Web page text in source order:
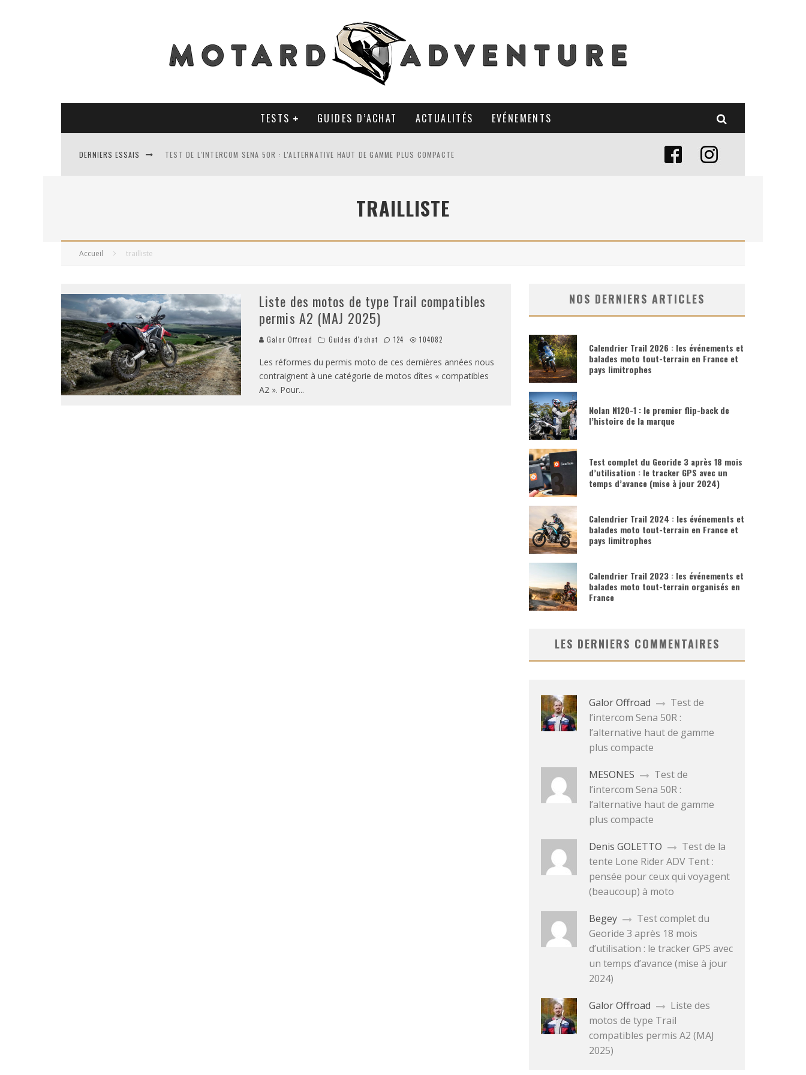
TESTS GUIDES D’ACHAT ACTUALITÉS EVÉNEMENTS
DERNIERS ESSAIS TEST DE L'INTERCOM SENA 50R : L'ALTERNATIVE HAUT DE GAMME PLUS COMPACTE
TEST DES RACER MAVIS 2 : LA POLYVALENCE DE GANTS MI-CUIR MI-SAISON
TRAILLISTE
Accueil trailliste
Liste des motos de type Trail compatibles
permis A2 (MAJ 2025)
Galor Offroad Guides d'achat 124 104082
Les réformes du permis moto de ces dernières années nous
contraignent à une catégorie de motos dîtes « compatibles
A2 ». Pour...
NOS DERNIERS ARTICLES
Calendrier Trail 2026 : les événements et
balades moto tout-terrain en France et
pays limitrophes
Nolan N120-1 : le premier flip-back de
l’histoire de la marque
Test complet du Georide 3 après 18 mois
d’utilisation : le tracker GPS avec un
temps d’avance (mise à jour 2024)
Calendrier Trail 2024 : les événements et
balades moto tout-terrain en France et
pays limitrophes
Calendrier Trail 2023 : les événements et
balades moto tout-terrain organisés en
France
LES DERNIERS COMMENTAIRES
Galor Offroad
Test de
l’intercom Sena 50R :
l’alternative haut de gamme
plus compacte
MESONES
Test de
l’intercom Sena 50R :
l’alternative haut de gamme
plus compacte
Denis GOLETTO
Test de la
tente Lone Rider ADV Tent :
pensée pour ceux qui voyagent
(beaucoup) à moto
Begey
Test complet du
Georide 3 après 18 mois
d’utilisation : le tracker GPS avec
un temps d’avance (mise à jour
2024)
Galor Offroad
Liste des
motos de type Trail
compatibles permis A2 (MAJ
2025)